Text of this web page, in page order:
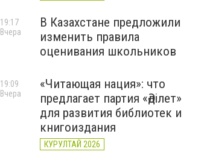
В Казахстане предложили
изменить правила
оценивания школьников
19:17
Вчера
«Читающая нация»: что
предлагает партия «Әділет»
для развития библиотек и
книгоиздания
КУРУЛТАЙ 2026
19:09
Вчера